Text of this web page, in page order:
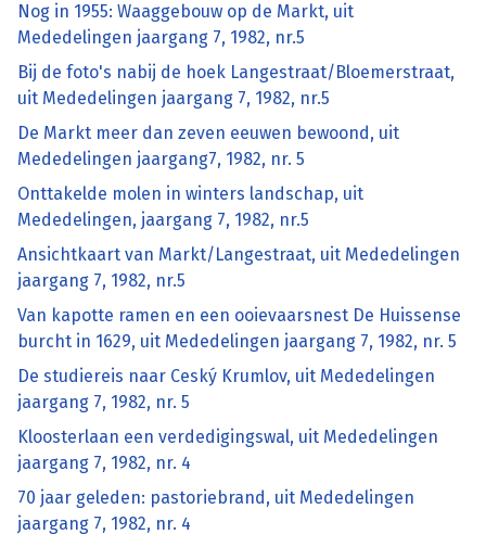
Nog in 1955: Waaggebouw op de Markt, uit
Mededelingen jaargang 7, 1982, nr.5
Bij de foto's nabij de hoek Langestraat/Bloemerstraat,
uit Mededelingen jaargang 7, 1982, nr.5
De Markt meer dan zeven eeuwen bewoond, uit
Mededelingen jaargang7, 1982, nr. 5
Onttakelde molen in winters landschap, uit
Mededelingen, jaargang 7, 1982, nr.5
Ansichtkaart van Markt/Langestraat, uit Mededelingen
jaargang 7, 1982, nr.5
Van kapotte ramen en een ooievaarsnest De Huissense
burcht in 1629, uit Mededelingen jaargang 7, 1982, nr. 5
De studiereis naar Ceský Krumlov, uit Mededelingen
jaargang 7, 1982, nr. 5
Kloosterlaan een verdedigingswal, uit Mededelingen
jaargang 7, 1982, nr. 4
70 jaar geleden: pastoriebrand, uit Mededelingen
jaargang 7, 1982, nr. 4